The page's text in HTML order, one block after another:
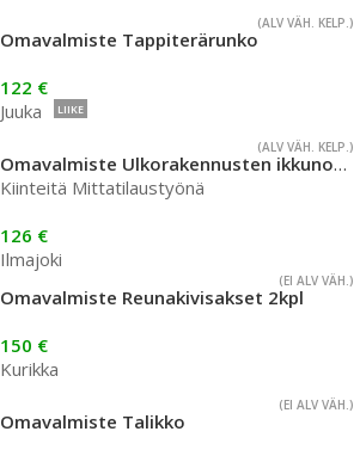
(ALV VÄH. KELP.)
Omavalmiste Tappiterärunko
122 €
Juuka
LIIKE
(ALV VÄH. KELP.)
Omavalmiste Ulkorakennusten ikkunoita
Kiinteitä Mittatilaustyönä
126 €
Ilmajoki
(EI ALV VÄH.)
Omavalmiste Reunakivisakset 2kpl
150 €
Kurikka
(EI ALV VÄH.)
Omavalmiste Talikko